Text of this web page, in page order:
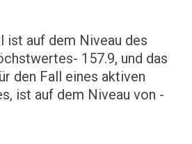
ist auf dem Niveau des
157.9, und das
den Fall eines aktiven
ist auf dem Niveau von -